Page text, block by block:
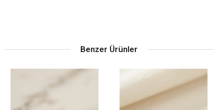
Benzer Ürünler